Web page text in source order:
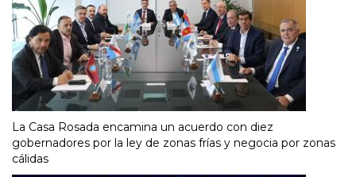
La Casa Rosada encamina un acuerdo con diez
gobernadores por la ley de zonas frías y negocia por zonas
cálidas